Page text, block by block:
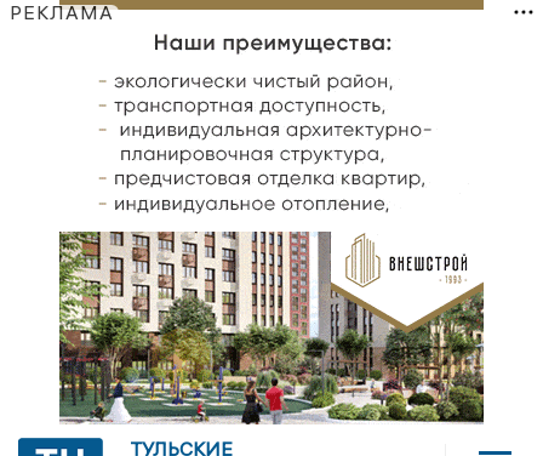
РЕКЛАМА
ТУЛЬСКИЕ